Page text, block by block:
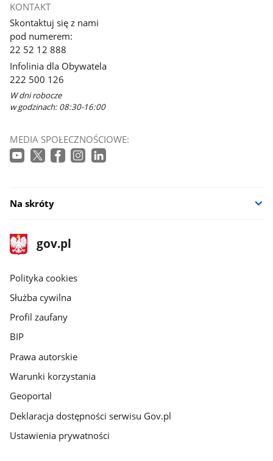
KONTAKT
Skontaktuj się z nami
pod numerem:
22 52 12 888
Infolinia dla Obywatela
222 500 126
W dni robocze
w godzinach: 08:30-16:00
MEDIA SPOŁECZNOŚCIOWE:
Na skróty
stopka
gov.pl
Strona
gov.pl
gov.pl
Polityka cookies
Służba cywilna
Profil zaufany
BIP
Prawa autorskie
Warunki korzystania
Geoportal
Deklaracja dostępności serwisu Gov.pl
Ustawienia prywatności